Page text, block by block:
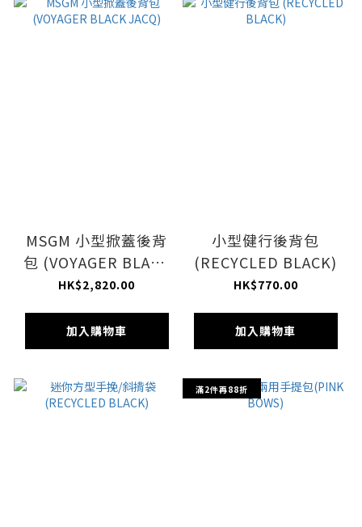
MSGM 小型掀蓋後背
包 (VOYAGER BLACK
JACQ)
HK$2,820.00
加入購物車
小型健行後背包
(RECYCLED BLACK)
HK$770.00
加入購物車
滿2件再88折